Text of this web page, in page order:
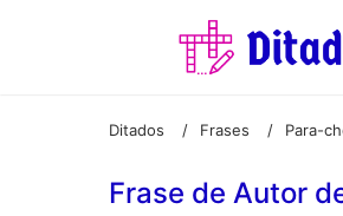
Ditados / Frases / Para-
Frase de Autor